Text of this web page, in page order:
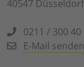
40547 Düsseldorf
0211 / 300 40
E-Mail senden